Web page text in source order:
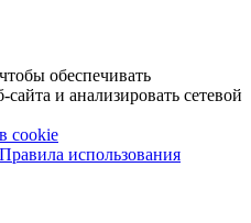
обеспечивать
и анализировать сетевой
cookie
Правила использования